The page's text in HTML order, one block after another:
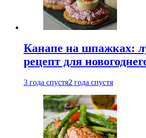
Канапе на шпажках:
рецепт для
3 года спустя2 года спустя